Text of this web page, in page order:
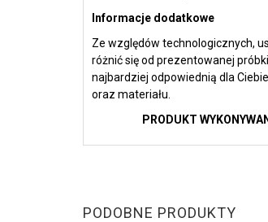
Informacje dodatkowe
Ze względów technologicznych,
różnić się od prezentowanej
najbardziej odpowiednią dla
oraz materiału.
PRODUKT
PODOBNE PRODUKTY